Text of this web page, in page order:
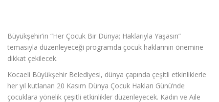
Büyükşehir’in “Her Çocuk Bir Dünya; Haklarıyla Yaşasın”
temasıyla düzenleyeceği programda çocuk haklarının önemine
dikkat çekilecek.
Kocaeli Büyükşehir Belediyesi, dünya çapında çeşitli etkinliklerle
her yıl kutlanan 20 Kasım Dünya Çocuk Hakları Günü’nde
çocuklara yönelik çeşitli etkinlikler düzenleyecek. Kadın ve Aile